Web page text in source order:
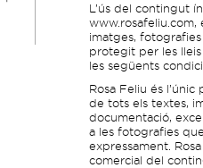
L’ús del contingut
www.rosafeliu.com,
imatges,
protegit per les
les següents
Rosa Feliu és
de tots els textes,
documentació,
a les fotografies
expressament.
comercial del